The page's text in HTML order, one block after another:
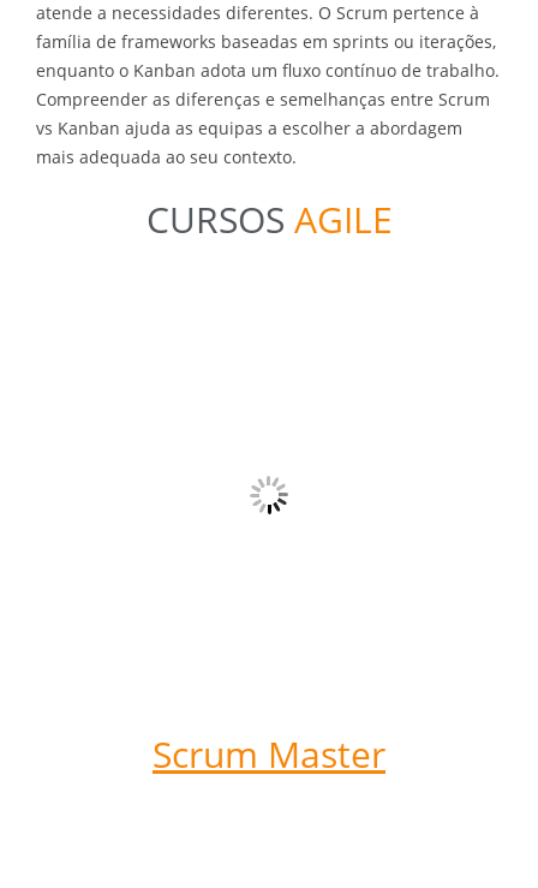
atende a necessidades diferentes. O Scrum pertence à
família de frameworks baseadas em sprints ou iterações,
enquanto o Kanban adota um fluxo contínuo de trabalho.
Compreender as diferenças e semelhanças entre Scrum
vs Kanban ajuda as equipas a escolher a abordagem
mais adequada ao seu contexto.
CURSOS AGILE
Scrum Master